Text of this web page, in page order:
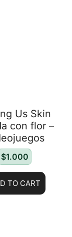
Us Skin
con flor –
$1.000
TO CART